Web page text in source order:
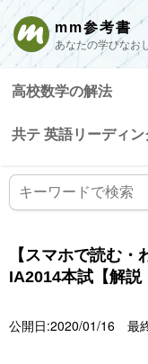
mm参考書
あなたの学びなお
高校数学の解法
共テ 英語リーディ
【スマホで読む
IA2014本試【解説
公開日:2020/01/16 最